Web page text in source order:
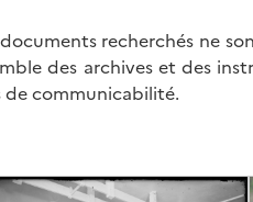
documents recherchés ne
des archives et des
de communicabilité.